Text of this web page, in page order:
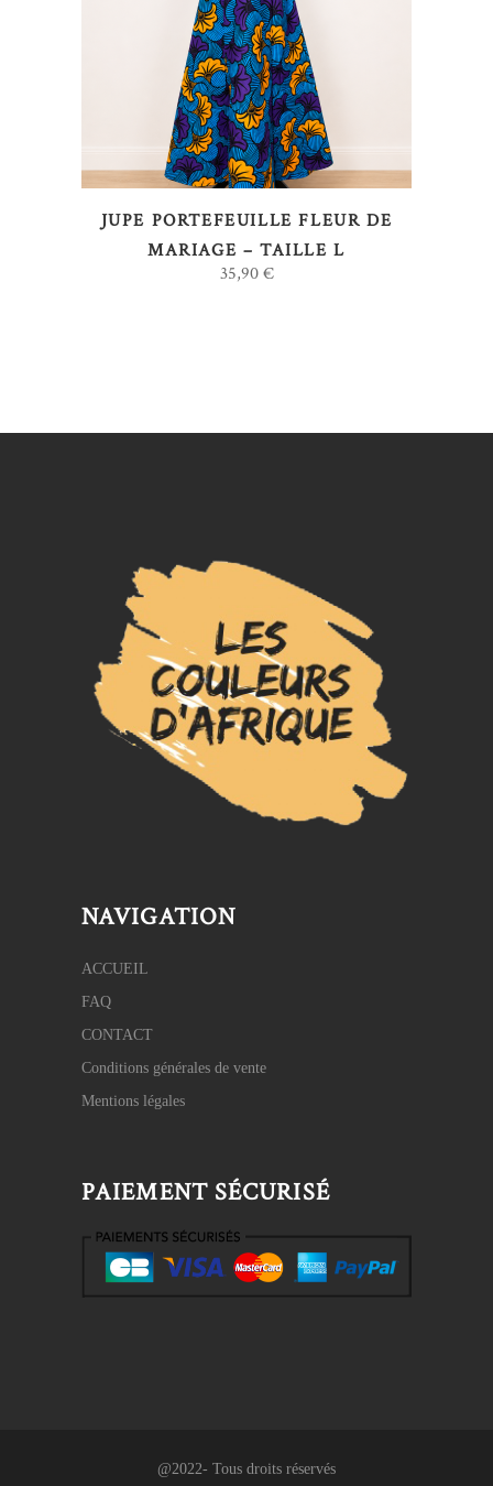
LIRE LA SUITE
JUPE PORTEFEUILLE FLEUR DE
MARIAGE – TAILLE L
35,90€
NAVIGATION
ACCUEIL
FAQ
CONTACT
Conditions générales de vente
Mentions légales
PAIEMENT SÉCURISÉ
@2022- Tous droits réservés